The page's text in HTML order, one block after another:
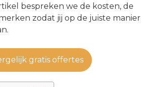
bespreken we de kosten, de
zodat jij op de juiste manier
gratis offertes